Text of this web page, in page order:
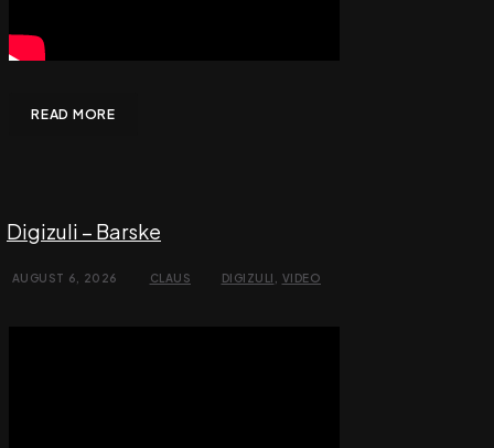
READ MORE
Digizuli – Barske
AUGUST 6, 2026 CLAUS DIGIZULI VIDEO